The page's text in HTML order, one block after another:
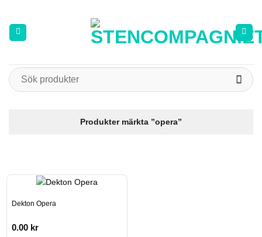
content
Sök
efter:
Produkter märkta ”opera”
Dekton Opera
0.00 kr